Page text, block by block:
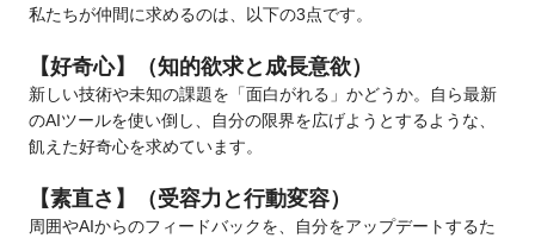
私たちが仲間に求めるのは、以下の3点です。
【好奇心】（知的欲求と成長意欲）
新しい技術や未知の課題を「面白がれる」かどうか。自ら最新
のAIツールを使い倒し、自分の限界を広げようとするような、
飢えた好奇心を求めています。
【素直さ】（受容力と行動変容）
周囲やAIからのフィードバックを、自分をアップデートするた